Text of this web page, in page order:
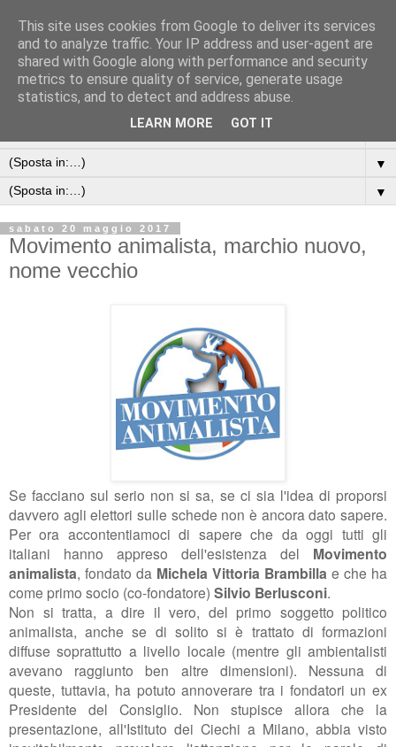
▼
▼
sabato 20 maggio 2017
Movimento animalista, marchio nuovo,
nome vecchio
Se facciano sul serio non si sa, se ci sia l'idea di proporsi
davvero agli elettori sulle schede non è ancora dato sapere.
Per ora accontentiamoci di sapere che da oggi tutti gli
italiani hanno appreso dell'esistenza del Movimento
animalista, fondato da Michela Vittoria Brambilla e che ha
come primo socio (co-fondatore) Silvio Berlusconi.
Non si tratta, a dire il vero, del primo soggetto politico
animalista, anche se di solito si è trattato di formazioni
diffuse soprattutto a livello locale (mentre gli ambientalisti
avevano raggiunto ben altre dimensioni). Nessuna di
queste, tuttavia, ha potuto annoverare tra i fondatori un ex
Presidente del Consiglio. Non stupisce allora che la
presentazione, all'Istituto dei Ciechi a Milano, abbia visto
This site uses cookies from Google to deliver its services
and to analyze traffic. Your IP address and user-agent are
shared with Google along with performance and security
metrics to ensure quality of service, generate usage
statistics, and to detect and address abuse.
LEARN MORE GOT IT